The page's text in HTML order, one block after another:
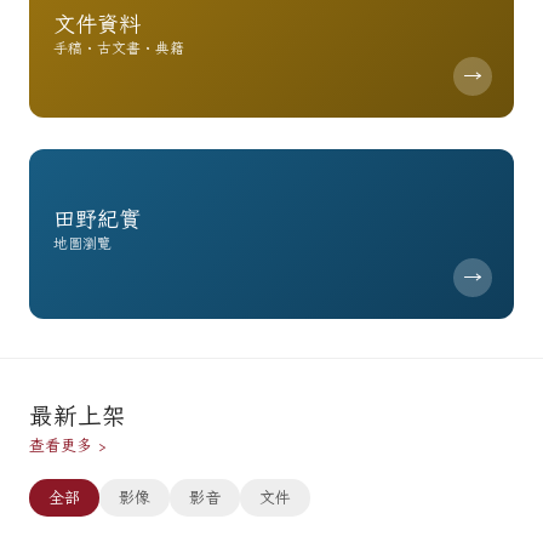
文件資料
手稿・古文書・典籍
→
田野紀實
地圖瀏覽
→
最新上架
查看更多 ›
全部 影像 影音 文件